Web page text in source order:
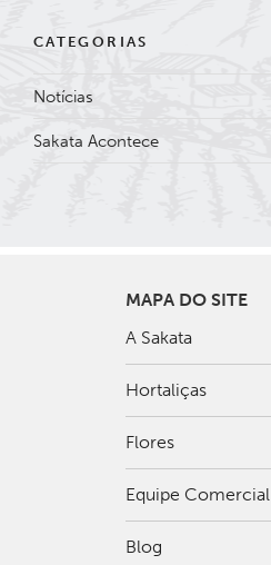
CATEGORIAS
Notícias
Sakata Acontece
MAPA DO SITE
A Sakata
Hortaliças
Flores
Equipe Comercial
Blog